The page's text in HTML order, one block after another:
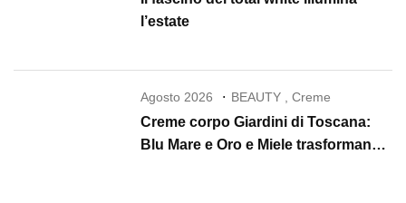
l’estate
Agosto 2026 BEAUTY ,Creme
Creme corpo Giardini di Toscana:
Blu Mare e Oro e Miele trasformano